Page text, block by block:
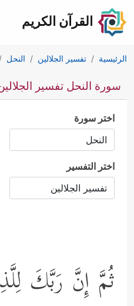
القرآن الكريم
الرئيسية تفسير الجلالين النحل
سورة النحل تفسير الجلالين
اختر سورة
اختر التفسير
ثُمَّ إِنَّ رَبَّكَ